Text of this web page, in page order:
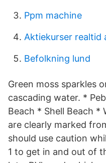
Ppm machine
Aktiekurser realtid
Befolkning lund
Green moss sparkles
cascading water. *
Beach * Shell Beach *
are clearly marked
should use caution
1 to get in and out of